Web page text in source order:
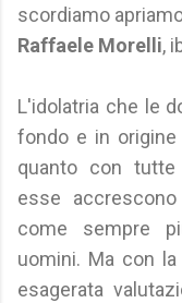
scordiamo
Raffaele Morelli,
L'idolatria che le
fondo e in origine
quanto con tutte
esse
come sempre
uomini. Ma con
esagerata